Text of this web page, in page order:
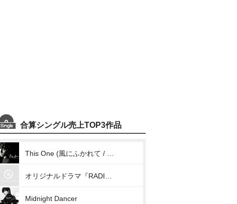
合算シングル売上TOP3作品
Midnight Dancer